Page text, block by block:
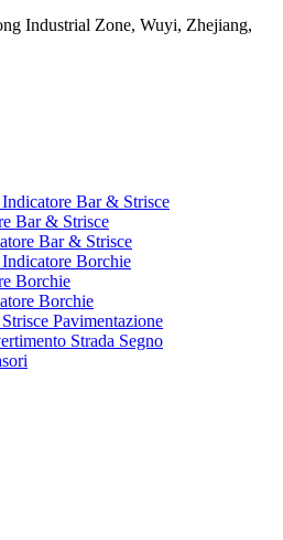
Industrial Zone, Wuyi, Zhejiang,
Bar & Strisce
Bar & Strisce
Bar & Strisce
Borchie
Borchie
Borchie
Pavimentazione
Strada Segno